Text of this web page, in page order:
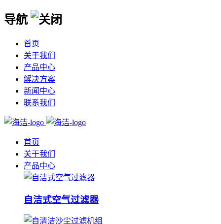
导航
首页
关于我们
产品中心
解决方案
新闻中心
联系我们
首页
关于我们
产品中心
自洁式空气过滤器